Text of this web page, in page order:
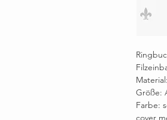
Größe:
Farbe:
cover